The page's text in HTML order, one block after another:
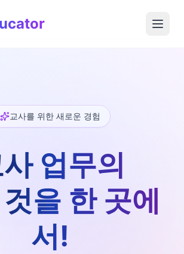
교사를 위한 새로운 경험
업무의
을 한 곳에
서!